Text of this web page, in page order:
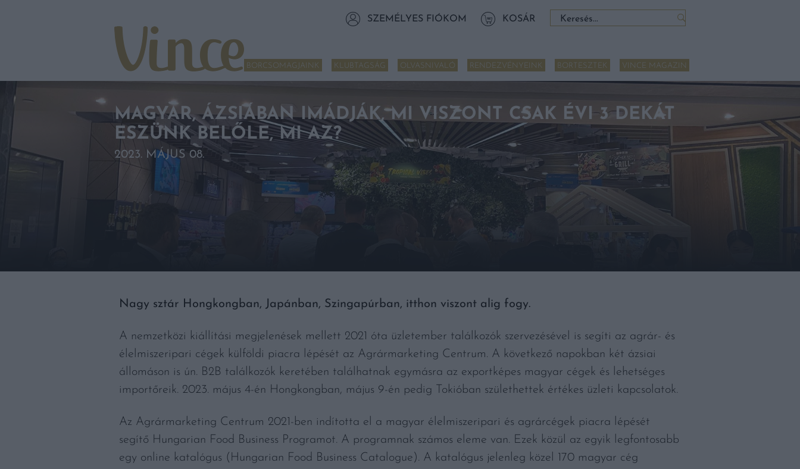
SZEMÉLYES FIÓKOM KOSÁR Keresés:
BORCSOMAGJAINK KLUBTAGSÁG OLVASNIVALÓ RENDEZVÉNYEINK BORTESZTEK VINCE MAGAZIN
MAGYAR, ÁZSIÁBAN IMÁDJÁK, MI VISZONT CSAK ÉVI 3 DEKÁT
ESZÜNK BELŐLE, MI AZ?
2023. MÁJUS 08.
Nagy sztár Hongkongban, Japánban, Szingapúrban, itthon viszont alig fogy.
A nemzetközi kiállítási megjelenések mellett 2021 óta üzletember találkozók szervezésével is segíti az agrár- és
élelmiszeripari cégek külföldi piacra lépését az Agrármarketing Centrum. A következő napokban két ázsiai
állomáson is ún. B2B találkozók keretében találhatnak egymásra az exportképes magyar cégek és lehetséges
importőreik. 2023. május 4-én Hongkongban, május 9-én pedig Tokióban születhettek értékes üzleti kapcsolatok.
Az Agrármarketing Centrum 2021-ben indította el a magyar élelmiszeripari és agrárcégek piacra lépését
segítő Hungarian Food Business Programot. A programnak számos eleme van. Ezek közül az egyik legfontosabb
egy online katalógus (Hungarian Food Business Catalogue). A katalógus jelenleg közel 170 magyar cég